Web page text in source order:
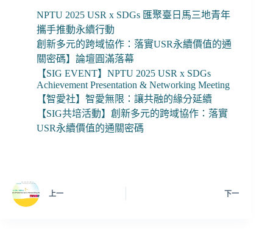
NPTU 2025 USR x SDGs 匯聚臺日馬三地青年
攜手推動永續行動
創新多元的跨域協作：落實USR永續價值的通
關密碼】論壇圓滿落幕
【SIG EVENT】NPTU 2025 USR x SDGs
Achievement Presentation & Networking Meeting
【智愛社】智愛無限：讓共融的緣分延續
【SIG共培活動】創新多元的跨域協作：落實
USR永續價值的通關密碼
上一 下一